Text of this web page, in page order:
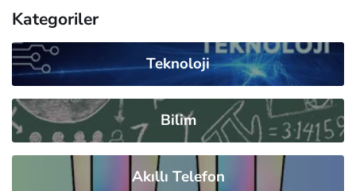
Kategoriler
Teknoloji
Bilim
Akıllı Telefon